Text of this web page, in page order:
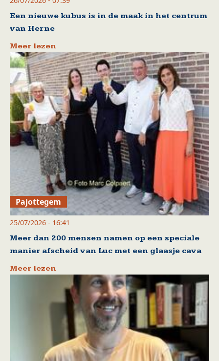
Een nieuwe kubus is in de maak in het centrum
van Herne
Meer lezen
Pajottegem
25/07/2026 - 16:41
Meer dan 200 mensen namen op een speciale
manier afscheid van Luc met een glaasje cava
Meer lezen